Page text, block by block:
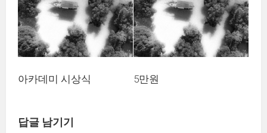
아카데미 시상식 5만원
답글 남기기